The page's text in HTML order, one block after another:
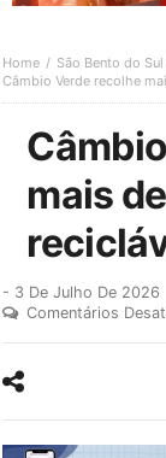
Home
São Bento do Sul
Câmbio Verde recolhe
mais
- 3 De Julho De 2026
Comentários